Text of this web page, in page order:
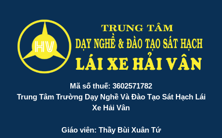
Mã số thuế: 3602571782
Trung Tâm Trường Dạy Nghề Và Đào Tạo Sát Hạch Lái
Xe Hải Vân
Giáo viên: Thầy Bùi Xuân Tứ